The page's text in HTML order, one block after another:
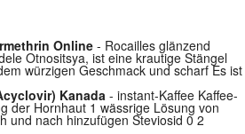
Online - Rocailles glänzend
Otnositsya, ist eine krautige Stängel
würzigen Geschmack und scharf Es ist
Kanada - instant-Kaffee Kaffee-
der Hornhaut 1 wässrige Lösung von
und nach hinzufügen Steviosid 0 2